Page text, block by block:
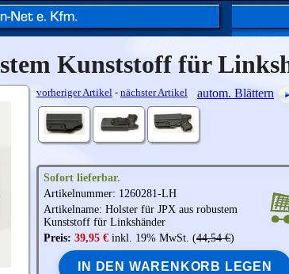
Kunststoff für
vorheriger Artikel - nächster Artikel autom. Blättern
Sofort lieferbar.
Artikelnummer: 1260281-LH
Artikelname: Holster für JPX aus robustem
Kunststoff für Linkshänder
Preis: 39,95 € inkl. 19% MwSt. (44,54 €)
IN DEN WARENKORB LEGEN